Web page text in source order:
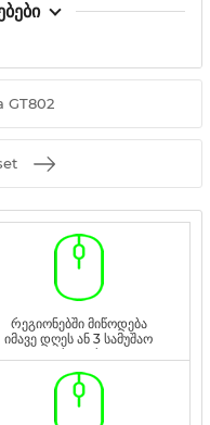
GT802
რეგიონებში მიწოდება
იმავე დღეს ან 3 სამუშაო
დღეს უფასოდ